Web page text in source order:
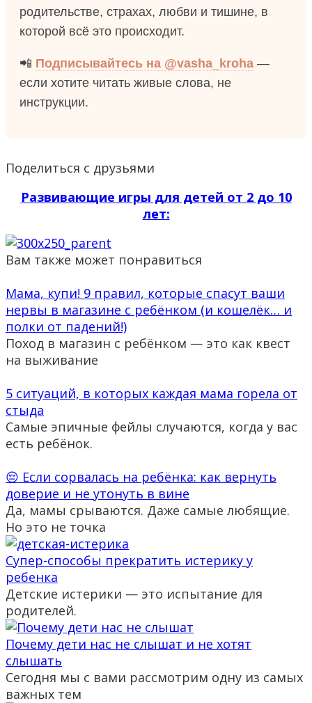
родительстве, страхах, любви и тишине, в
которой всё это происходит.
📲 Подписывайтесь на @vasha_kroha —
если хотите читать живые слова, не
инструкции.
Поделиться с друзьями
Развивающие игры для детей от 2 до 10
лет:
Вам также может понравиться
Мама, купи! 9 правил, которые спасут ваши
нервы в магазине с ребёнком (и кошелёк… и
полки от падений!)
Поход в магазин с ребёнком — это как квест
на выживание
5 ситуаций, в которых каждая мама горела от
стыда
Самые эпичные фейлы случаются, когда у вас
есть ребёнок.
😔 Если сорвалась на ребёнка: как вернуть
доверие и не утонуть в вине
Да, мамы срываются. Даже самые любящие.
Но это не точка
Супер-способы прекратить истерику у
ребенка
Детские истерики — это испытание для
родителей.
Почему дети нас не слышат и не хотят
слышать
Сегодня мы с вами рассмотрим одну из самых
важных тем